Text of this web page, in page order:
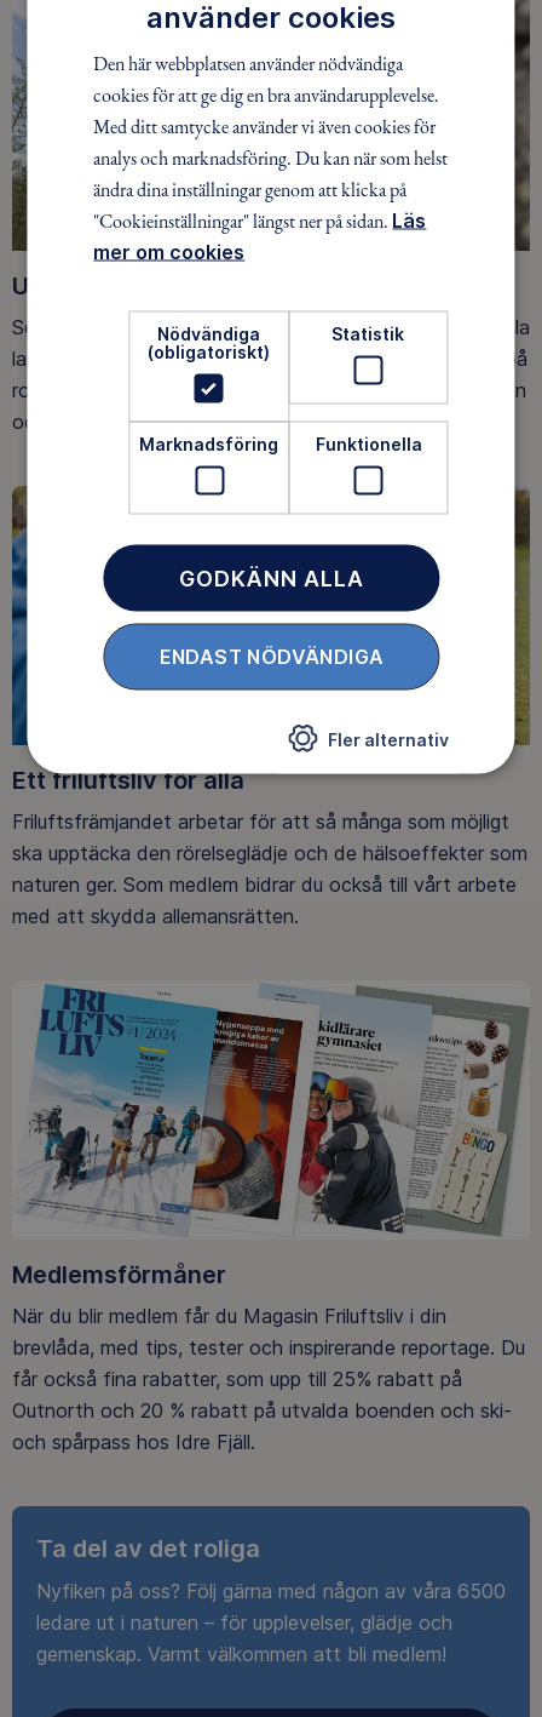
Upptäck nya äventyr
Som medlem har du tillgång till alla våra äventyr, över hela
landet. Våra ideella ledare guidar barn, unga och vuxna på
roliga och trygga äventyr i skogen, på vattnet, snön, isen
och på fjället.
Ett friluftsliv för alla
Friluftsfrämjandet arbetar för att så många som möjligt
ska upptäcka den rörelseglädje och de hälsoeffekter som
naturen ger. Som medlem bidrar du också till vårt arbete
med att skydda allemansrätten.
Medlemsförmåner
När du blir medlem får du Magasin Friluftsliv i din
brevlåda, med tips, tester och inspirerande reportage. Du
får också fina rabatter, som upp till 25% rabatt på
Outnorth och 20 % rabatt på utvalda boenden och ski-
och spårpass hos Idre Fjäll.
Ta del av det roliga
Nyfiken på oss? Följ gärna med någon av våra 6500
ledare ut i naturen – för upplevelser, glädje och
gemenskap. Varmt välkommen att bli medlem!
använder cookies
Den här webbplatsen använder nödvändiga
cookies för att ge dig en bra användarupplevelse.
Med ditt samtycke använder vi även cookies för
analys och marknadsföring. Du kan när som helst
ändra dina inställningar genom att klicka på
"Cookieinställningar" längst ner på sidan. Läs
mer om cookies
Nödvändiga
(obligatoriskt)
Statistik
Marknadsföring Funktionella
GODKÄNN ALLA
ENDAST NÖDVÄNDIGA
Fler alternativ